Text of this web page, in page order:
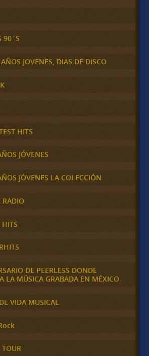
90´S
JOVENES, DIAS DE DISCO
HITS
JÓVENES
JÓVENES LA COLECCIÓN
RADIO
DE PEERLESS DONDE
LA MÚSICA GRABADA EN MÉXICO
VIDA MUSICAL